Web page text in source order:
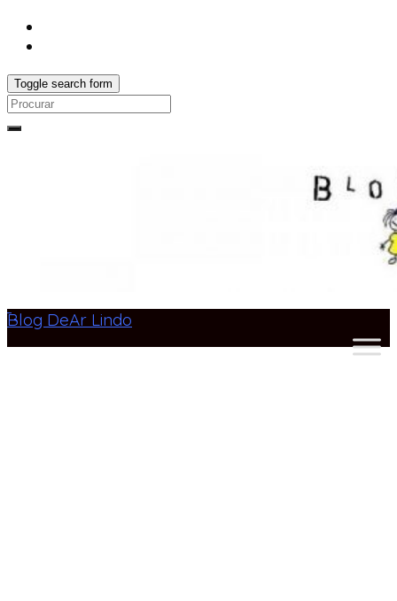
Toggle search form
Search
Blog DeAr Lindo